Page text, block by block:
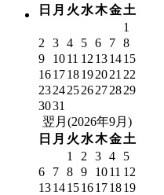
日 月 火 水木金土
1
2
3 4 5 6 7 8
9
1011 12 131415
161718192021 22
23242526272829
3031
翌月(2026年9月)
日 月 火 水木金土
1
2 3 4
5
6
7 8 9 1011 12
13141516171819